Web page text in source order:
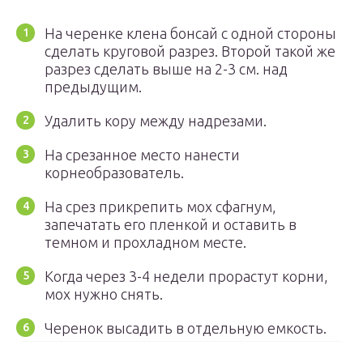
На черенке клена бонсай с одной стороны
сделать круговой разрез. Второй такой же
разрез сделать выше на 2-3 см. над
предыдущим.
Удалить кору между надрезами.
На срезанное место нанести
корнеобразователь.
На срез прикрепить мох сфагнум,
запечатать его пленкой и оставить в
темном и прохладном месте.
Когда через 3-4 недели прорастут корни,
мох нужно снять.
Черенок высадить в отдельную емкость.